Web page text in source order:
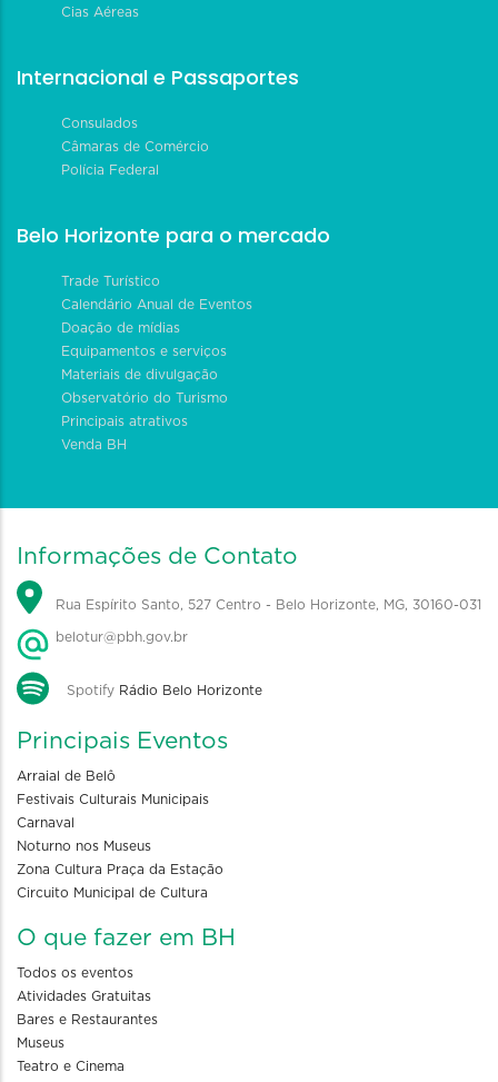
Cias Aéreas
Internacional e Passaportes
Consulados
Câmaras de Comércio
Polícia Federal
Belo Horizonte para o mercado
Trade Turístico
Calendário Anual de Eventos
Doação de mídias
Equipamentos e serviços
Materiais de divulgação
Observatório do Turismo
Principais atrativos
Venda BH
Informações de Contato
Rua Espírito Santo, 527 Centro - Belo Horizonte, MG, 30160-031
belotur@pbh.gov.br
Spotify Rádio Belo Horizonte
Principais Eventos
Arraial de Belô
Festivais Culturais Municipais
Carnaval
Noturno nos Museus
Zona Cultura Praça da Estação
Circuito Municipal de Cultura
O que fazer em BH
Todos os eventos
Atividades Gratuitas
Bares e Restaurantes
Museus
Teatro e Cinema